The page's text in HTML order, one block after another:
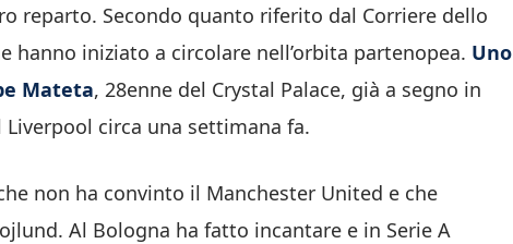
reparto. Secondo quanto riferito dal Corriere dello
iniziato a circolare nell’orbita partenopea. Uno
Mateta, 28enne del Crystal Palace, già a segno in
circa una settimana fa.
non ha convinto il Manchester United e che
Al Bologna ha fatto incantare e in Serie A